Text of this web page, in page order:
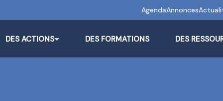
AgendaAnnonces
DES ACTIONS DES FORMATIONS DES